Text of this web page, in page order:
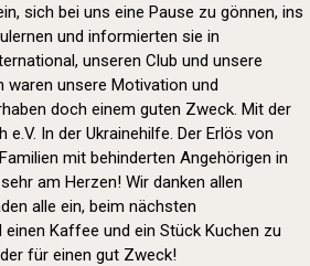
sich bei uns eine Pause zu gönnen, ins
und informierten sie in
unseren Club und unsere
waren unsere Motivation und
doch einem guten Zweck. Mit der
In der Ukrainehilfe. Der Erlös von
mit behinderten Angehörigen in
am Herzen! Wir danken allen
alle ein, beim nächsten
Kaffee und ein Stück Kuchen zu
für einen gut Zweck!